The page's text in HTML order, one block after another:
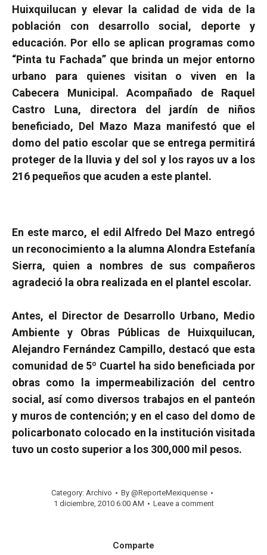
Huixquilucan y elevar la calidad de vida de la
población con desarrollo social, deporte y
educación. Por ello se aplican programas como
“Pinta tu Fachada” que brinda un mejor entorno
urbano para quienes visitan o viven en la
Cabecera Municipal.
Acompañado de Raquel
Castro Luna, directora del jardín de niños
beneficiado, Del Mazo Maza manifestó que el
domo del patio escolar que se entrega permitirá
proteger de la lluvia y del sol y los rayos uv a los
216 pequeños que acuden a este plantel.
En este marco, el edil Alfredo Del Mazo entregó
un reconocimiento a la alumna Alondra Estefanía
Sierra, quien a nombres de sus compañeros
agradeció la obra realizada en el plantel escolar.
Antes, el Director de Desarrollo Urbano, Medio
Ambiente y Obras Públicas de Huixquilucan,
Alejandro Fernández Campillo, destacó que esta
comunidad de 5º Cuartel ha sido beneficiada por
obras como la impermeabilización del centro
social, así como diversos trabajos en el panteón
y muros de contención; y en el caso del domo de
policarbonato colocado en la institución visitada
tuvo un costo superior a los 300,000 mil pesos.
Category: Archivo By @ReporteMexiquense
1 diciembre, 2010 6:00 AM
Leave a comment
Comparte